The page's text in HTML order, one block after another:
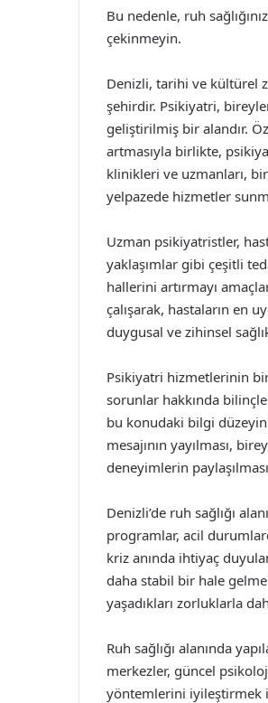
Bu nedenle, ruh
çekinmeyin.
Denizli, tarihi ve kültürel
şehirdir. Psikiyatri,
geliştirilmiş bir alandır.
artmasıyla birlikte,
klinikleri ve uzmanları,
yelpazede hizmetler
Uzman psikiyatristler,
yaklaşımlar gibi çeşitli
hallerini artırmayı
çalışarak, hastaların en
duygusal ve zihinsel
Psikiyatri hizmetlerinin
sorunlar hakkında
bu konudaki bilgi
mesajının yayılması,
deneyimlerin
Denizli’de ruh sağlığı
programlar, acil
kriz anında ihtiyaç
daha stabil bir hale
yaşadıkları zorluklarla
Ruh sağlığı alanında
merkezler, güncel
yöntemlerini iyileştirmek